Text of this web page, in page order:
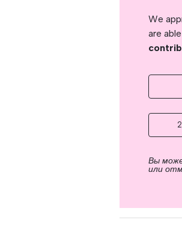
We
are
Вы
или